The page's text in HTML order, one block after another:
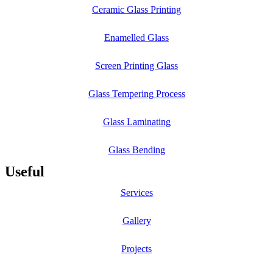
Ceramic Glass Printing
Enamelled Glass
Screen Printing Glass
Glass Tempering Process
Glass Laminating
Glass Bending
Useful
Services
Gallery
Projects